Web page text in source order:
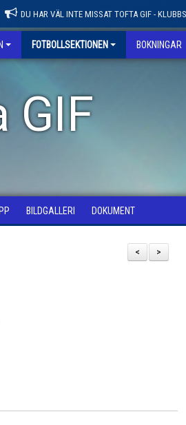
DU HAR VÄL INTE MISSAT TOFTA GIF -
FOTBOLLSEKTIONEN BOKNINGAR
GIF
BILDGALLERI DOKUMENT
>
<